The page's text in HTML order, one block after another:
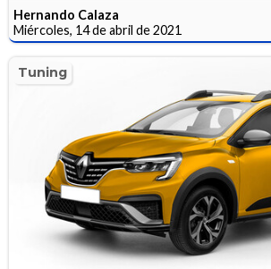
Hernando Calaza
Miércoles, 14 de abril de 2021
Tuning